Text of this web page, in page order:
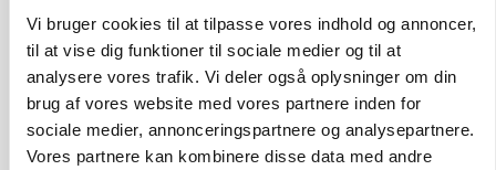
Vi bruger cookies til at tilpasse vores indhold og annoncer,
til at vise dig funktioner til sociale medier og til at
analysere vores trafik. Vi deler også oplysninger om din
brug af vores website med vores partnere inden for
sociale medier, annonceringspartnere og analysepartnere.
Vores partnere kan kombinere disse data med andre